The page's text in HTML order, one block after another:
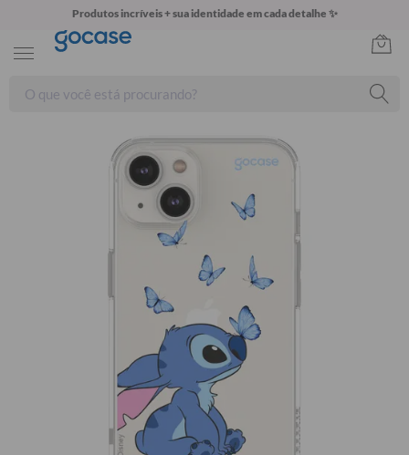
Produtos incríveis + sua identidade em cada detalhe ✨